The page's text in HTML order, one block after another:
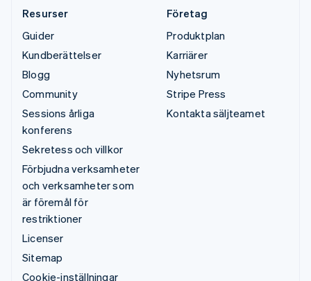
Resurser
Guider
Kundberättelser
Blogg
Community
Sessions årliga
konferens
Sekretess och villkor
Förbjudna verksamheter
och verksamheter som
är föremål för
restriktioner
Licenser
Sitemap
Cookie-inställningar
Företag
Produktplan
Karriärer
Nyhetsrum
Stripe Press
Kontakta säljteamet